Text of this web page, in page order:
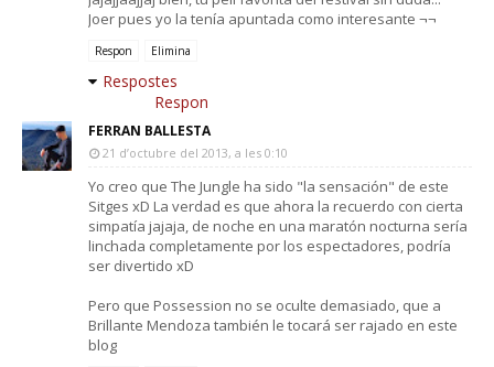
Joer pues yo la tenía apuntada como interesante ¬¬
Respon Elimina
Respostes
Respon
FERRAN BALLESTA
21 d’octubre del 2013, a les 0:10
Yo creo que The Jungle ha sido "la sensación" de este
Sitges xD La verdad es que ahora la recuerdo con cierta
simpatía jajaja, de noche en una maratón nocturna sería
linchada completamente por los espectadores, podría
ser divertido xD
Pero que Possession no se oculte demasiado, que a
Brillante Mendoza también le tocará ser rajado en este
blog